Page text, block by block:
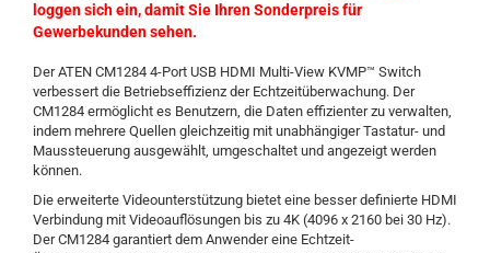
loggen sich ein, damit Sie Ihren Sonderpreis für
Gewerbekunden sehen.
Der ATEN CM1284 4-Port USB HDMI Multi-View KVMP™ Switch
verbessert die Betriebseffizienz der Echtzeitüberwachung. Der
CM1284 ermöglicht es Benutzern, die Daten effizienter zu verwalten,
indem mehrere Quellen gleichzeitig mit unabhängiger Tastatur- und
Maussteuerung ausgewählt, umgeschaltet und angezeigt werden
können.
Die erweiterte Videounterstützung bietet eine besser definierte HDMI
Verbindung mit Videoauflösungen bis zu 4K (4096 x 2160 bei 30 Hz).
Der CM1284 garantiert dem Anwender eine Echtzeit-